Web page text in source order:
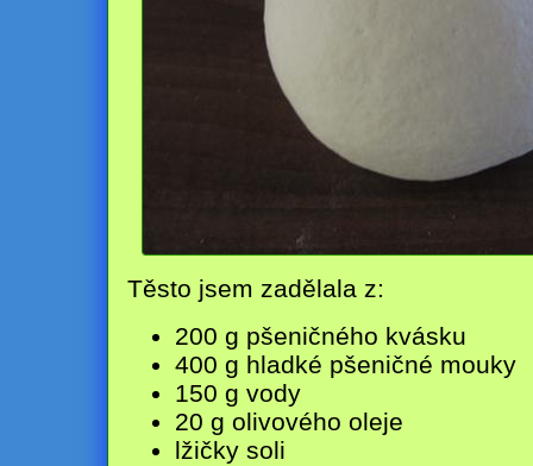
Těsto jsem zadělala z:
200 g pšeničného kvásku
400 g hladké pšeničné mouky
150 g vody
20 g olivového oleje
lžičky soli